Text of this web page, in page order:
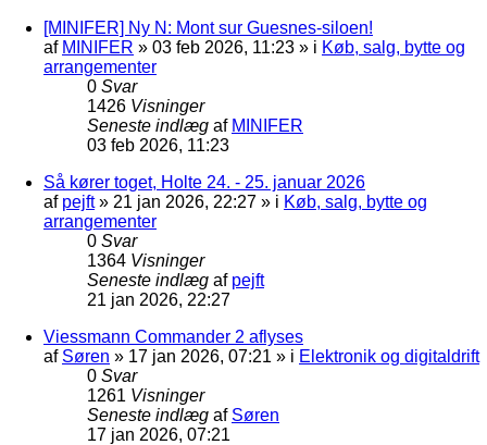
[MINIFER] Ny N: Mont sur Guesnes-siloen!
af MINIFER » 03 feb 2026, 11:23 » i Køb, salg, bytte og
arrangementer
0 Svar
1426 Visninger
Seneste indlæg af MINIFER
03 feb 2026, 11:23
Så kører toget, Holte 24. - 25. januar 2026
af pejft» 21 jan 2026, 22:27 » i Køb, salg, bytte og
arrangementer
0 Svar
1364 Visninger
Seneste indlæg af pejft
21 jan 2026, 22:27
Viessmann Commander 2 aflyses
af Søren » 17 jan 2026, 07:21 » i Elektronik og digitaldrift
0 Svar
1261 Visninger
Seneste indlæg af Søren
17 jan 2026, 07:21